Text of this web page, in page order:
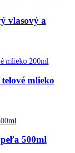
vlasový a
telové mlieko
500ml